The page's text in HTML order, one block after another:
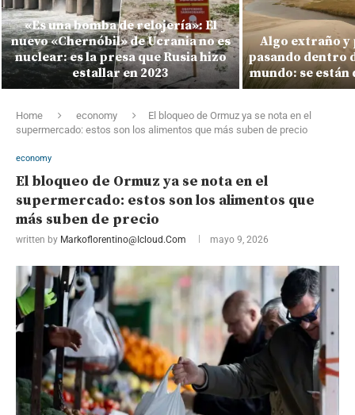
«Es una bomba de relojería»: El
nuevo «Chernóbil» de Ucrania no es
nuclear: es la presa que Rusia hizo
estallar en 2023
Algo extraño y
pasando dentro
mundo: se están
Home economy
El bloqueo de Ormuz ya se nota en el
supermercado: estos son los alimentos que más suben de precio
economy
El bloqueo de Ormuz ya se nota en el
supermercado: estos son los alimentos que
más suben de precio
written by Markoflorentino@icloud.com mayo 9, 2026